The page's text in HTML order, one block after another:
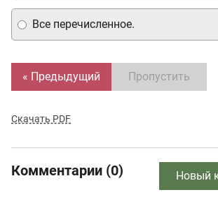
Все перечисленное.
« Предыдущий Пропустить
Скачать PDF
Комментарии (0) Новый